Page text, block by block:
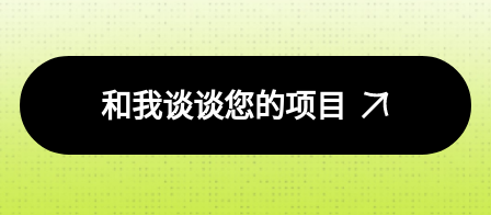
和我谈谈您的项目